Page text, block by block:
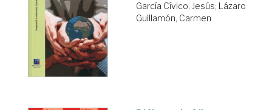
García Cívico, Jesús; Lázaro
Guillamón, Carmen